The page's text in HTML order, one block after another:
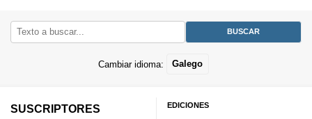
Cambiar idioma: Galego
SUSCRIPTORES
EDICIONES